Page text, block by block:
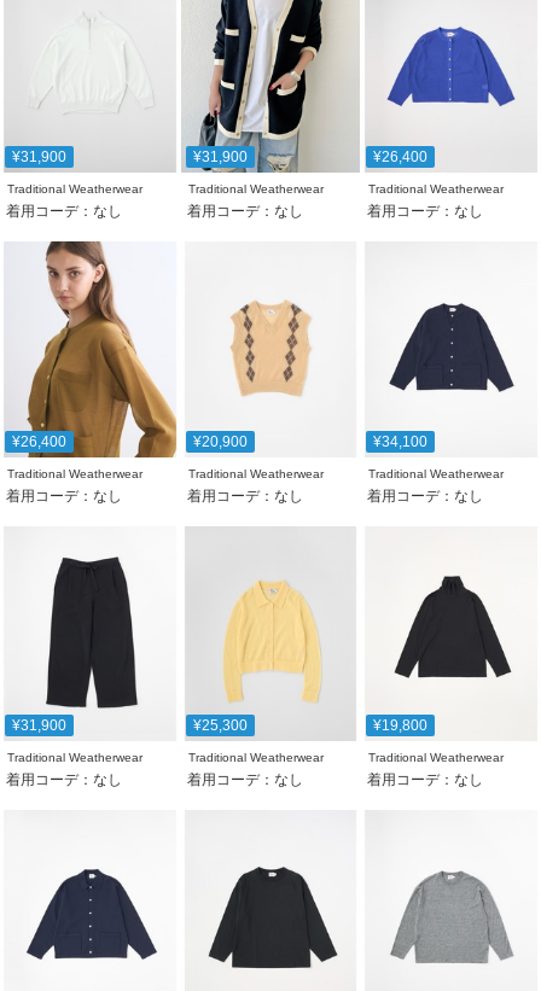
¥31,900
Traditional Weatherwear
着用コーデ：なし
¥31,900
Traditional Weatherwear
着用コーデ：なし
¥26,400
Traditional Weatherwear
着用コーデ：なし
¥26,400
Traditional Weatherwear
着用コーデ：なし
¥20,900
Traditional Weatherwear
着用コーデ：なし
¥34,100
Traditional Weatherwear
着用コーデ：なし
¥31,900
Traditional Weatherwear
着用コーデ：なし
¥25,300
Traditional Weatherwear
着用コーデ：なし
¥19,800
Traditional Weatherwear
着用コーデ：なし